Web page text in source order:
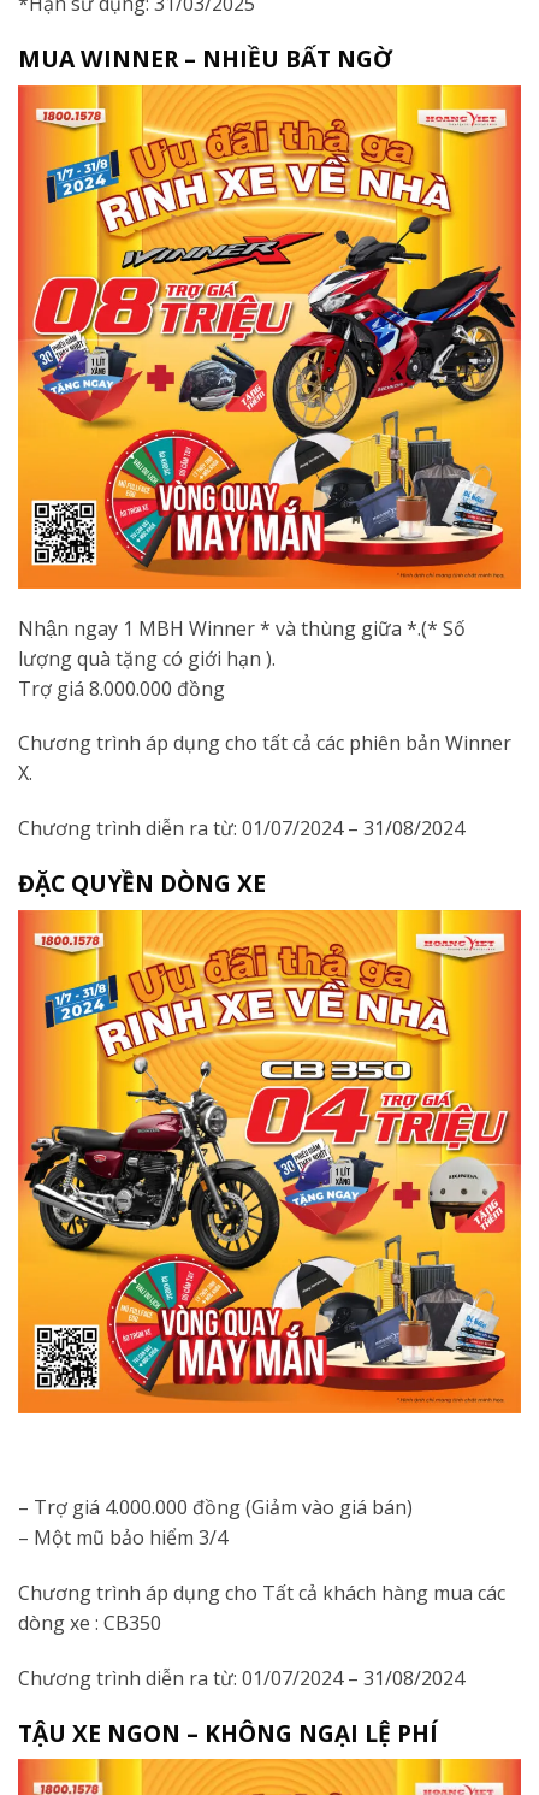
MUA WINNER – NHIỀU BẤT NGỜ
Nhận ngay 1 MBH Winner * và thùng giữa *.(* Số
lượng quà tặng có giới hạn ).
Trợ giá 8.000.000 đồng
Chương trình áp dụng cho tất cả các phiên bản Winner
X.
Chương trình diễn ra từ: 01/07/2024 – 31/08/2024
ĐẶC QUYỀN DÒNG XE
– Trợ giá 4.000.000 đồng (Giảm vào giá bán)
– Một mũ bảo hiểm 3/4
Chương trình áp dụng cho Tất cả khách hàng mua các
dòng xe : CB350
Chương trình diễn ra từ: 01/07/2024 – 31/08/2024
TẬU XE NGON – KHÔNG NGẠI LỆ PHÍ